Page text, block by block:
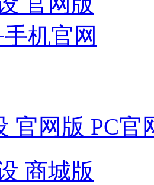
官网版 PC